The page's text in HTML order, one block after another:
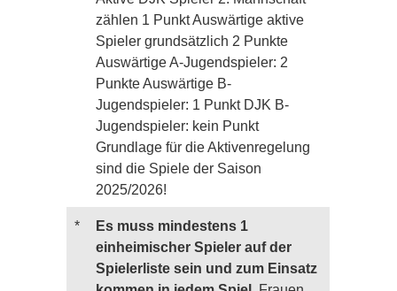
zählen 1 Punkt Auswärtige aktive
Spieler grundsätzlich 2 Punkte
Auswärtige A-Jugendspieler: 2
Punkte Auswärtige B-
Jugendspieler: 1 Punkt DJK B-
Jugendspieler: kein Punkt
Grundlage für die Aktivenregelung
sind die Spiele der Saison
2025/2026!
*
Es muss mindestens 1
einheimischer Spieler auf der
Spielerliste sein und zum Einsatz